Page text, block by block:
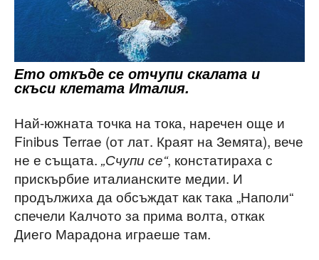
Ето откъде се отчупи скалата и
скъси клетата Италия.
Най-южната точка на тока, наречен още и
Finibus Terrae (от лат. Краят на Земята), вече
не е същата. „Счупи се“, констатираха с
прискърбие италианските медии. И
продължиха да обсъждат как така „Наполи“
спечели Калчото за прима волта, откак
Диего Марадона играеше там.